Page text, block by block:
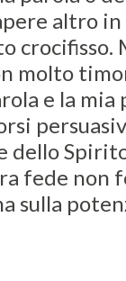
altro in
crocifisso.
molto
e la mia
dello
fede non
sulla